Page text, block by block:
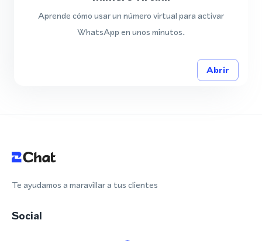
Aprende cómo usar un número virtual para activar
WhatsApp en unos minutos.
Abrir
Te ayudamos a maravillar a tus clientes
Social